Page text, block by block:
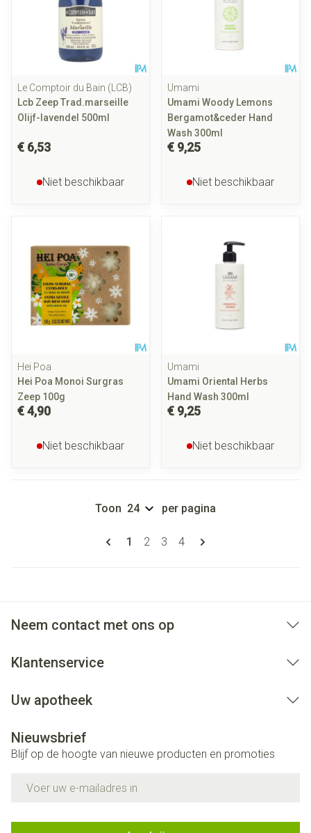
Le Comptoir du Bain (LCB)
Lcb Zeep Trad.marseille
Olijf-lavendel 500ml
€ 6,53
Niet beschikbaar
Umami
Umami Woody Lemons
Bergamot&ceder Hand
Wash 300ml
€ 9,25
Niet beschikbaar
Hei Poa
Hei Poa Monoi Surgras
Zeep 100g
€ 4,90
Niet beschikbaar
Umami
Umami Oriental Herbs
Hand Wash 300ml
€ 9,25
Niet beschikbaar
Pagina's
U lees momenteel pagina
1 Pagina
2 Pagina
3 Pagina
4
Toon per pagina
Neem contact met ons op
Klantenservice
Uw apotheek
Nieuwsbrief
Blijf op de hoogte van nieuwe producten en promoties